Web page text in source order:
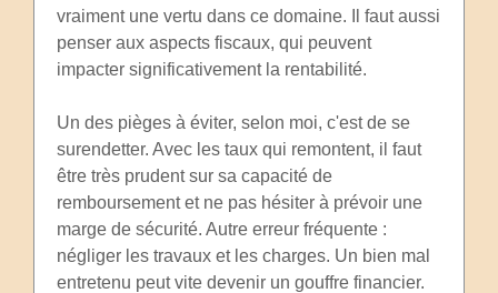
vraiment une vertu dans ce domaine. Il faut aussi
penser aux aspects fiscaux, qui peuvent
impacter significativement la rentabilité.
Un des pièges à éviter, selon moi, c'est de se
surendetter. Avec les taux qui remontent, il faut
être très prudent sur sa capacité de
remboursement et ne pas hésiter à prévoir une
marge de sécurité. Autre erreur fréquente :
négliger les travaux et les charges. Un bien mal
entretenu peut vite devenir un gouffre financier.